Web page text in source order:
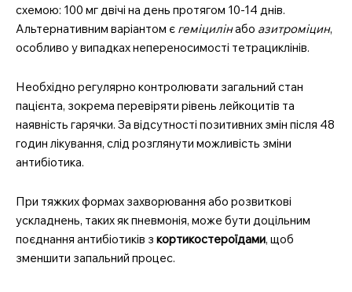
схемою: 100 мг двічі на день протягом 10-14 днів.
Альтернативним варіантом є геміцилінабо азитроміцин,
особливо у випадках непереносимості тетрациклінів.
Необхідно регулярно контролювати загальний стан
пацієнта, зокрема перевіряти рівень лейкоцитів та
наявність гарячки. За відсутності позитивних змін після 48
годин лікування, слід розглянути можливість зміни
антибіотика.
При тяжких формах захворювання або розвиткові
ускладнень, таких як пневмонія, може бути доцільним
поєднання антибіотиків з кортикостероїдами, щоб
зменшити запальний процес.